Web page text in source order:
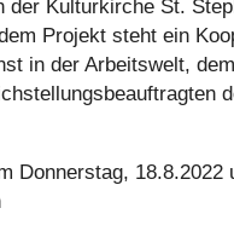
Kul­tur­kir­che St.
Projekt steht ein
in der Arbeits­welt,
Don­ners­tag,